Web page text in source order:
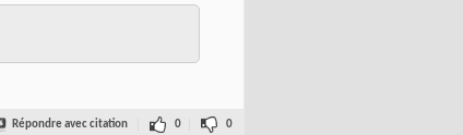
Répondre avec citation 0 0